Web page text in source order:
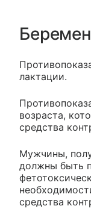
лактации.
возраста,
средства
Мужчины,
должны быть
средства